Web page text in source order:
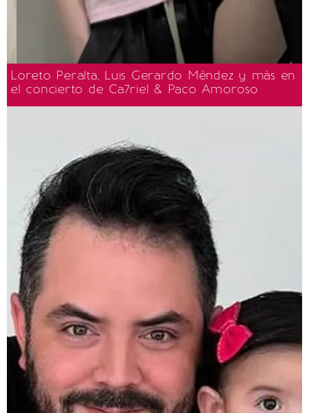
Loreto Peralta, Luis Gerardo Méndez y más en
el concierto de Ca7riel & Paco Amoroso